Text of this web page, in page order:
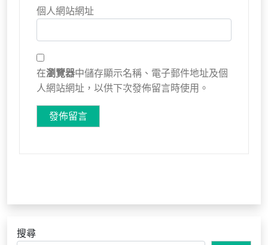
個人網站網址
在瀏覽器中儲存顯示名稱、電子郵件地址及個
人網站網址，以供下次發佈留言時使用。
搜尋